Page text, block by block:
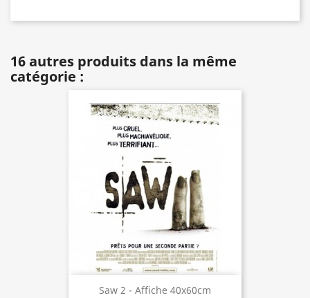
16 autres produits dans la même
catégorie :
Saw 2 - Affiche 40x60cm